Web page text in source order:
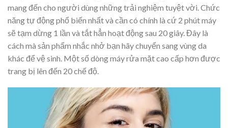
mang đến cho người dùng những trải nghiệm tuyệt vời. Chức
năng tự động phổ biến nhất và cần có chính là cứ 2 phút máy
sẽ tạm dừng 1 lần và tắt hẳn hoạt động sau 20 giây. Đây là
cách mà sản phẩm nhắc nhở bạn hãy chuyển sang vùng da
khác để vệ sinh. Một số dòng máy rửa mặt cao cấp hơn được
trang bị lên đến 20 chế độ.